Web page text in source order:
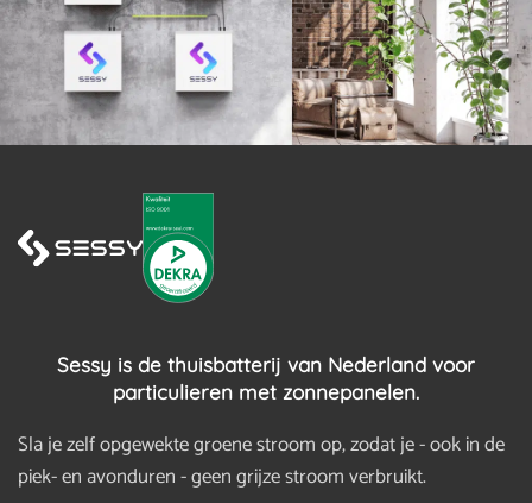
Sessy is de thuisbatterij van Nederland voor
particulieren met zonnepanelen.
Sla je zelf opgewekte groene stroom op, zodat je - ook in de
piek- en avonduren - geen grijze stroom verbruikt.